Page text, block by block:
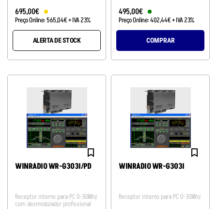
695,00€
Preço Online: 565,04€+ IVA 23%
ALERTA DE STOCK
495,00€
Preço Online:402,44€+ IVA 23%
COMPRAR
WINRADIO WR-G303I/PD
Receptor interno para PC 0-30Mhz
com desmodulador profissional
WINRADIO WR-G303I
Receptor interno para PC 0-30Mhz